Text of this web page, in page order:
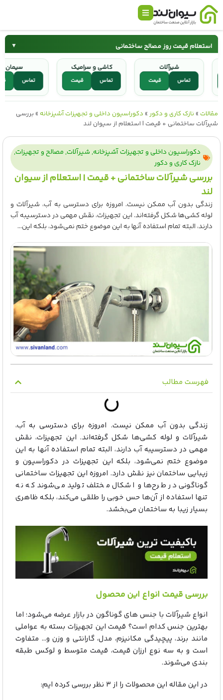
استعلام قیمت روز مصالح ساختمانی ▼
سیمان میلگرد
کاشی و سرامیک شیرآلات
تماس
کاشی و سرامیک
قیمت تماس
شیرآلات
قیمت تماس
مقالات» نازک کاری و دکور» دکوراسیون داخلی و تجهیزات آشپزخانه» بررسی
شیرآلات ساختمانی + قیمت | استعلام از سیوان لند
دکوراسیون داخلی و تجهیزات آشپزخانه,شیرآلات,مصالح و تجهیزات,
نازک کاری و دکور
بررسی شیرآلات ساختمانی + قیمت | استعلام از سیوان
لند
زندگی بدون آب ممکن نیست. امروزه برای دسترسی به آب، شیرآلات و
لوله کشی‌ها شکل گرفته‌اند. این تجهیزات، نقش مهمی در دسترسیبه آب
دارند، البته تمام استفاده آنها به این موضوع ختم نمی‌شود، بلکه این...
فهرست مطالب
زندگی بدون آب ممکن نیست. امروزه برای دسترسی به آب،
شیرآلات و لوله کشی‌ها شکل گرفته‌اند. این تجهیزات، نقش
مهمی در دسترسیبه آب دارند، البته تمام استفاده آنها به این
موضوع ختم نمی‌شود، بلکه این تجهیزات در دکوراسیون و
زیبایی ساختمان نیز نقش دارد. امروزه این تجهیزات ساختمانی
گوناگونی در طرح‌ها و اشکال مختلف تولید می‌شوند که نه
تنها استفاده از آن‌ها حس خوبی را طلقی می‌کند، بلکه ظاهری
بسیار زیبا به ساختمان می‌بخشد.
بررسی قیمت انواع این محصول
انواع شیرآلات با جنس های گوناگون در بازار عرضه می‌شود؛ اما
بهترین جنس کدام است؟ قیمت این تجهیزات بسته به عواملی
مانند برند، پیچیدگی مکانیزم، مدل، گارانتی و وزن و… متفاوت
است و به سه نوع ارزان قیمت، قیمت متوسط و لوکس طبقه
بندی می‌شوند.
در این مقاله این محصولات را از ۳ نظر بررسی کرده ایم: